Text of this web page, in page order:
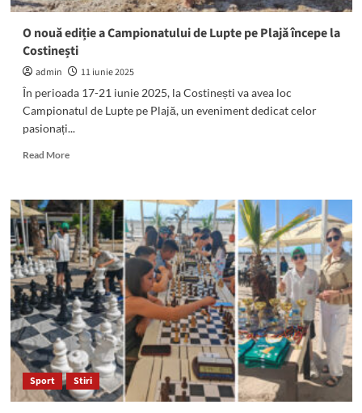
Smart
O nouă ediție a Campionatului de Lupte pe Plajă începe la
Costinești
admin
11 iunie 2025
În perioada 17-21 iunie 2025, la Costinești va avea loc
Campionatul de Lupte pe Plajă, un eveniment dedicat celor
pasionați...
Read MoreRead
O
nouă
ediție
a
Campionatului
de
Lupte
pe
Plajă
începe
la
Costinești
Sport Stiri